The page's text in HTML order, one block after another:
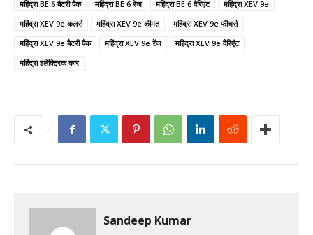
महिंद्रा BE 6 बैटरी पैक महिंद्रा BE 6 रेंज महिंद्रा BE 6 वैरिएंट
महिंद्रा XEV 9e
महिंद्रा XEV 9e कलर्स
महिंद्रा XEV 9e कीमत
महिंद्रा XEV 9e फीचर्स
महिंद्रा XEV 9e बैटरी पैक
महिंद्रा XEV 9e रेंज
महिंद्रा XEV 9e वैरिएंट
महिंद्रा इलेक्ट्रिक कार
Sandeep Kumar